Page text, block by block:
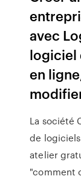
avec
logiciel
en
La société
de
atelier
"comment